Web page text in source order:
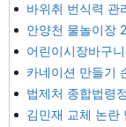
바위취 번식력 관
안양천 물놀이장
어린이시장바구
카네이션 만들기
법제처 종합법령
김민재 교체 논란